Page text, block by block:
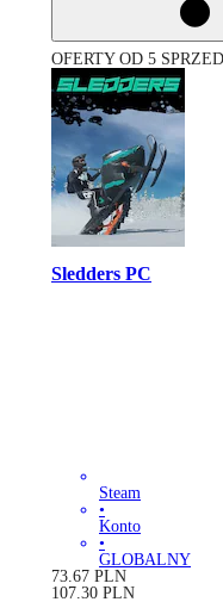
OFERTY OD 5
Sledders PC
Steam
•
Konto
•
GLOBALNY
73.67 PLN
107.30 PLN